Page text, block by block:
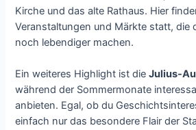
Kirche und das alte Rathaus. Hier
Veranstaltungen und Märkte statt, die
noch lebendiger machen.
Ein weiteres Highlight ist dieJulius-
während der Sommermonate
anbieten. Egal, ob du
einfach nur das besondere Flair der